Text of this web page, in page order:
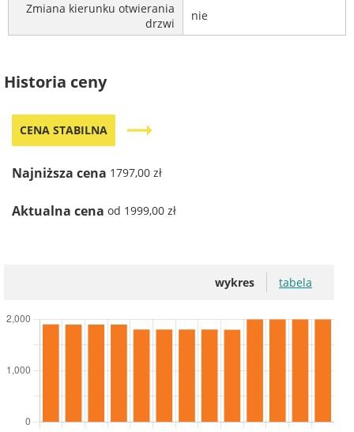
Zmiana kierunku otwierania
drzwi
nie
Historia ceny
CENA STABILNA trending_flat
Najniższa cena 1797,00 zł
Aktualna cena od 1999,00 zł
wykres tabela